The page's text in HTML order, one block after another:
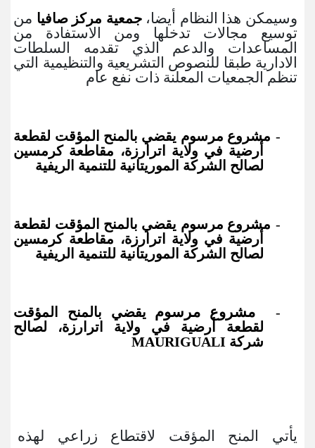
وسيمكن هذا النظام أيضا،جمعية مركز صافيا من
توسيع مجالات تدخلها ومن الاستفادة من
المساعدات والدعم الذي تقدمه السلطات
الادارية طبقا للنصوص التشريعية والتنظيمية التي
تنظم الجمعيات المعلنة ذات نفع عام
‐ مشروع مرسوم يقضي بالمنح المؤقت لقطعة
أرضية في ولاية اترارزة، مقاطعة كرمسين
لصالح الشركة الموريتانية للتنمية الريفية
‐ مشروع مرسوم يقضي بالمنح المؤقت لقطعة
أرضية في ولاية اترارزة، مقاطعة كرمسين
لصالح الشركة الموريتانية للتنمية الريفية
‐ مشروع مرسوم يقضي بالمنح المؤقت
لقطعة أرضية في ولاية اترارزة، لصالح
شركة MAURIGUALI
يأتي المنح المؤقت لاقتطاع زراعي لهذه